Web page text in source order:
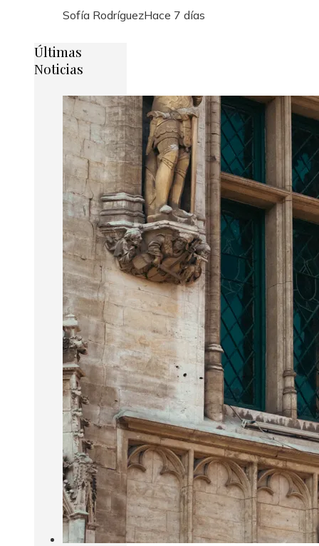
Sofía RodríguezHace 7 días
Últimas
Noticias